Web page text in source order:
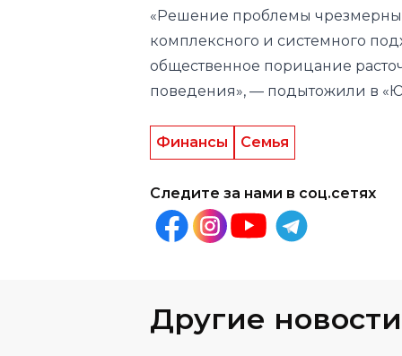
поведения», — подытожили в
Финансы Семья
Другие новости